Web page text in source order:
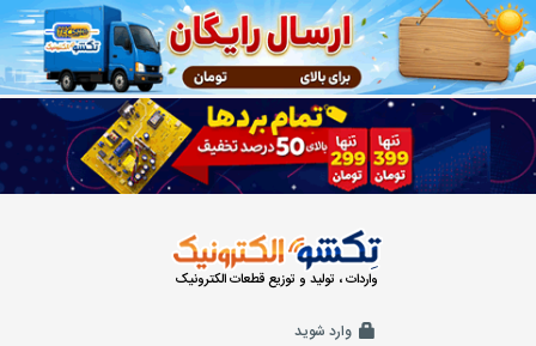
واردات ، تولید و توزیع قطعات الکترونیک
وارد شوید